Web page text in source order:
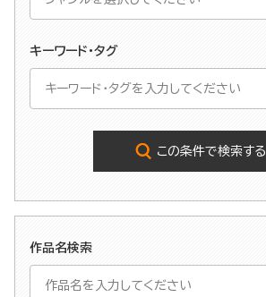
キーワード・タグ
この条件で検索する
作品名検索